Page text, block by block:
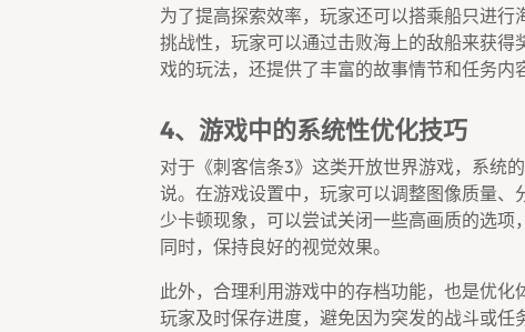
为了提高探索效率，玩家还可以搭乘船只进
挑战性，玩家可以通过击败海上的敌船来获
戏的玩法，还提供了丰富的故事情节和任务内
4、游戏中的系统性优化技巧
对于《刺客信条3》这类开放世界游戏，系统
说。在游戏设置中，玩家可以调整图像质量
少卡顿现象，可以尝试关闭一些高画质的选
同时，保持良好的视觉效果。
此外，合理利用游戏中的存档功能，也是优
玩家及时保存进度，避免因为突发的战斗或